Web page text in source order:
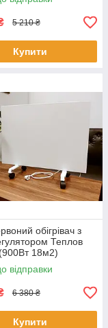
5 210 ₴
Купити
обігрівач з
Теплов
18м2)
відправки
6 380 ₴
Купити